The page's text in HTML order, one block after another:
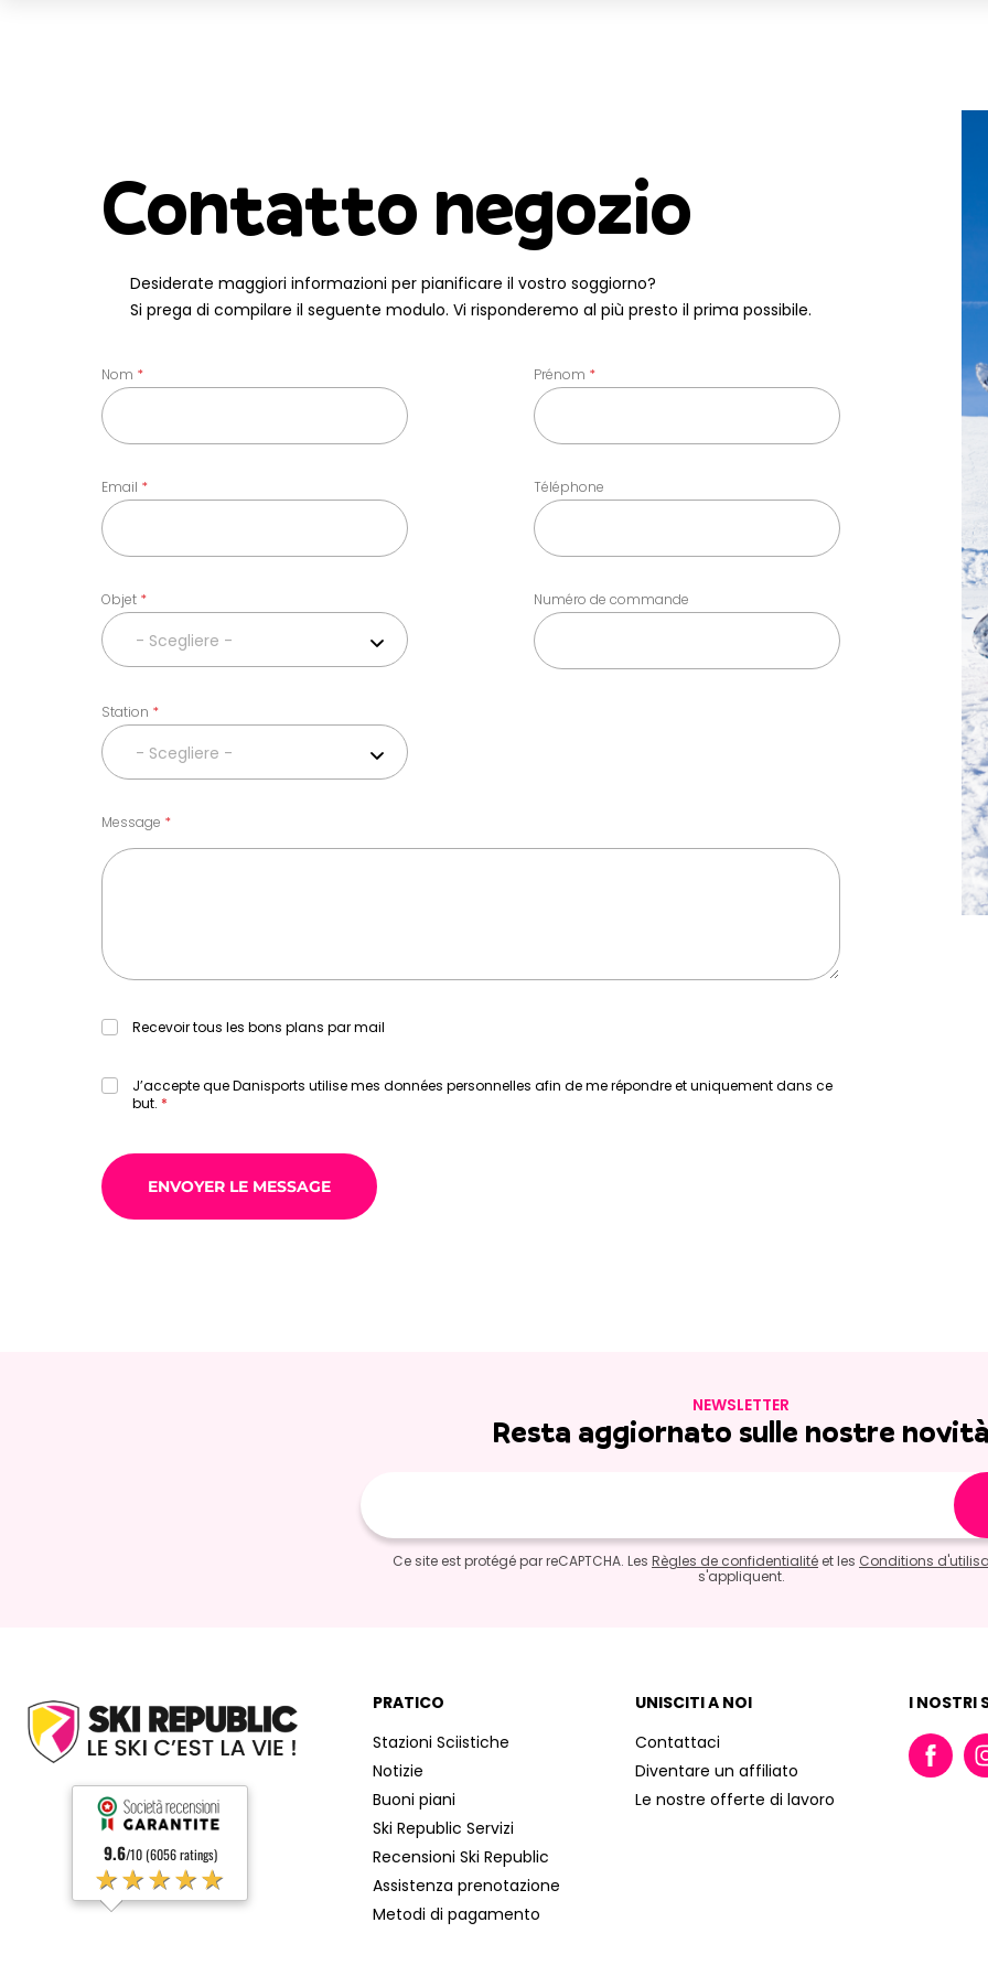
Contatto negozio
Desiderate maggiori informazioni per pianificare il vostro soggiorno?
Si prega di compilare il seguente modulo. Vi risponderemo al più presto il prima possibile.
Nom Prénom
Email Téléphone
Objet
- Scegliere -
Numéro de commande
Station
- Scegliere -
Message
Recevoir tous les bons plans par mail
J’accepte que Danisports utilise mes données personnelles afin de me répondre et uniquement dans ce
but.
NEWSLETTER
Resta aggiornato sulle nostre
Ce site est protégé par reCAPTCHA. Les Règles de confidentialité et les Conditions
s'appliquent.
9.6/10 (6056 ratings)
★★★★★
PRATICO
Stazioni Sciistiche
Notizie
Buoni piani
Ski Republic Servizi
Recensioni Ski Republic
Assistenza prenotazione
Metodi di pagamento
UNISCITI A NOI
Contattaci
Diventare un affiliato
Le nostre offerte di lavoro
I NOSTRI